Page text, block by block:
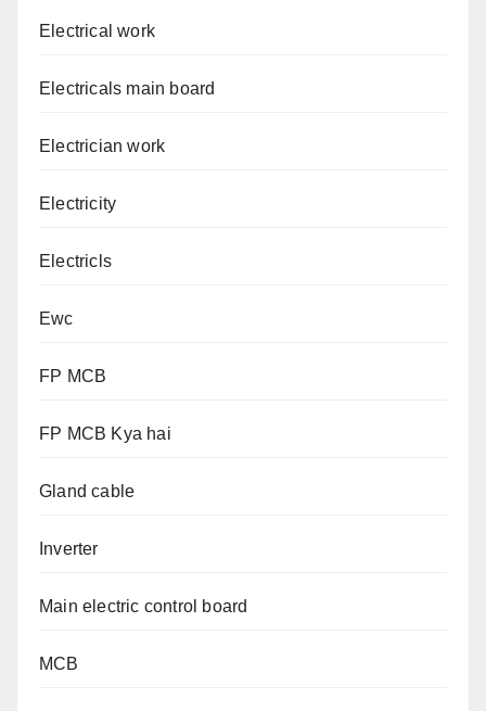
Electrical work
Electricals main board
Electrician work
Electricity
Electricls
Ewc
FP MCB
FP MCB Kya hai
Gland cable
Inverter
Main electric control board
MCB